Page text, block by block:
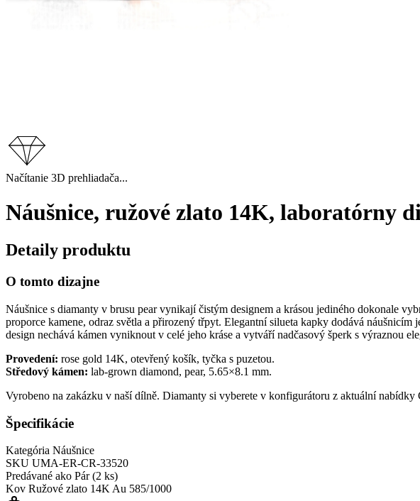
Načítanie 3D prehliadača...
Náušnice, ružové zlato 14K, laboratórny
Detaily produktu
O tomto dizajne
Náušnice s diamanty v brusu pear vynikají čistým designem a krásou jediného dokonale
proporce kamene, odraz světla a přirozený třpyt. Elegantní silueta kapky dodává
design nechává kámen vyniknout v celé jeho kráse a vytváří nadčasový šperk s výraznou
Provedení: rose gold 14K, otevřený košík, tyčka s puzetou.
Středový kámen: lab-grown diamond, pear, 5.65×8.1 mm.
Vyrobeno na zakázku v naší dílně. Diamanty si vyberete v konfigurátoru z aktuální
Špecifikácie
Kategória Náušnice
SKU UMA-ER-CR-33520
Predávané ako Pár (2 ks)
Kov Ružové zlato 14KAu 585/1000